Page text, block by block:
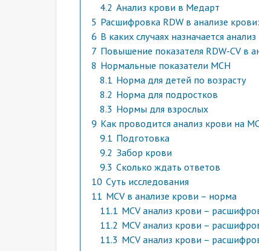
4.2 Анализ крови в Медарт
5 Расшифровка RDW в анализе
6 В каких случаях назначается анализ
7 Повышение показателя RDW-CV в
8 Нормальные показатели МСН
8.1 Норма для детей по возрасту
8.2 Норма для подростков
8.3 Нормы для взрослых
9 Как проводится анализ крови на
9.1 Подготовка
9.2 Забор крови
9.3 Сколько ждать ответов
10 Суть исследования
11 MCV в анализе крови – норма
11.1 MCV анализ крови –
11.2 MCV анализ крови –
11.3 MCV анализ крови –